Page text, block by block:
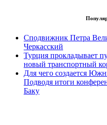
Сподвижник Петра
Черкасский
Турция прокладывает
новый транспортный
Для чего создается
Подводя итоги
Баку